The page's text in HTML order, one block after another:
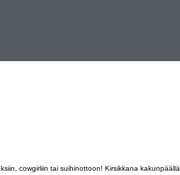
cowgirliin tai suihinottoon! Kirsikkana